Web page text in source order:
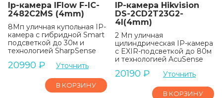
Ip-камера IFlow F-IC-
2482C2MS (4mm)
8Мп уличная купольная IP-
камера с гибридной Smart
подсветкой до 30м и
технологией SharpSense
20990 ₽ Уточнить
В КОРЗИНУ
IP-камера Hikvision
DS-2CD2T23G2-
4I(4mm)
2 Мп уличная
цилиндрическая IP-камера
с EXIR-подсветкой до 80м
и технологией AcuSense
20190 ₽ Уточнить
В КОРЗИНУ